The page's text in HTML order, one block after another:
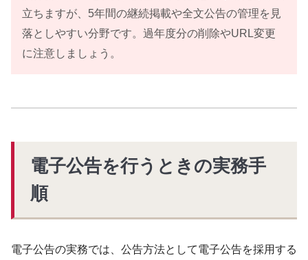
立ちますが、5年間の継続掲載や全文公告の管理を見
落としやすい分野です。過年度分の削除やURL変更
に注意しましょう。
電子公告を行うときの実務手
順
電子公告の実務では、公告方法として電子公告を採用する